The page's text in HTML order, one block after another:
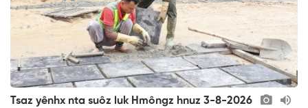
Tsaz yênhx nta suôz luk Hmôngz hnuz 3-8-2026